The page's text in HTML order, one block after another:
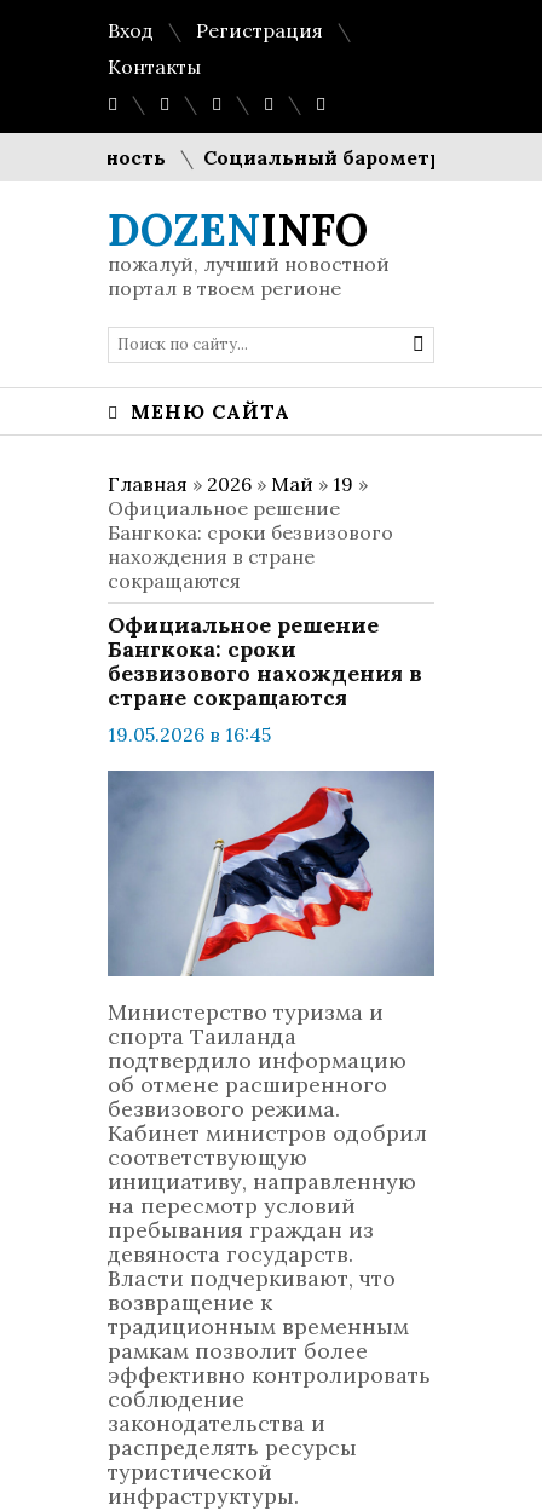
Вход
Регистрация
Контакты
Социальный барометр Европы:
DOZENINFO
пожалуй, лучший новостной
портал в твоем регионе
МЕНЮ САЙТА
Главная » 2026 » Май » 19 »
Официальное решение
Бангкока: сроки безвизового
нахождения в стране
сокращаются
Официальное решение
Бангкока: сроки
безвизового нахождения в
стране сокращаются
19.05.2026 в 16:45
Министерство туризма и
спорта Таиланда
подтвердило информацию
об отмене расширенного
безвизового режима.
Кабинет министров одобрил
соответствующую
инициативу, направленную
на пересмотр условий
пребывания граждан из
девяноста государств.
Власти подчеркивают, что
возвращение к
традиционным временным
рамкам позволит более
эффективно контролировать
соблюдение
законодательства и
распределять ресурсы
туристической
инфраструктуры.